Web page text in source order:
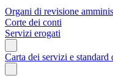
Organi di revisione
Corte dei conti
Servizi erogati
Carta dei servizi e standard